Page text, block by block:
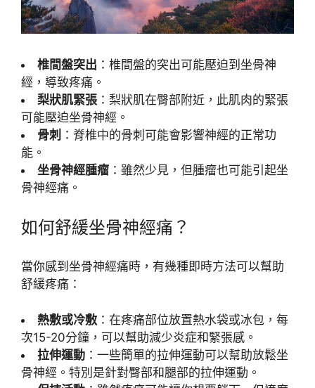
椎間盤突出 ：椎間盤的突出可能壓迫到坐骨神
經，導致疼痛。
梨狀肌緊張 ：梨狀肌在臀部附近，此肌肉的緊張
可能壓迫坐骨神經。
骨刺 ：脊椎中的骨刺可能會影響神經的正常功
能。
坐骨神經腫瘤 ：雖然少見，但腫瘤也可能引起坐
骨神經痛。
如何舒緩坐骨神經痛？
當你感到坐骨神經痛時，有幾種即時方法可以幫助
舒緩疼痛：
熱敷或冷敷 ：在疼痛部位放置熱水袋或冰包，每
次15-20分鐘，可以幫助減少炎症和緊張感。
拉伸運動 ：一些簡單的拉伸運動可以幫助放鬆坐
骨神經。特別是針對臀部和腿部的拉伸運動。